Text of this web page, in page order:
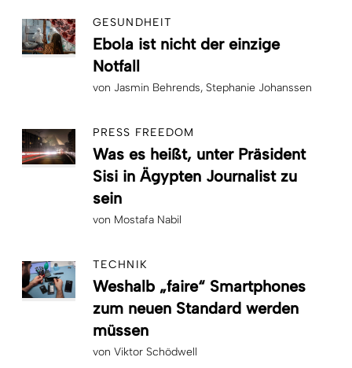
GESUNDHEIT
Ebola ist nicht der einzige
Notfall
von Jasmin Behrends Stephanie Johanssen
PRESS FREEDOM
Was es heißt, unter Präsident
Sisi in Ägypten Journalist zu
sein
von Mostafa Nabil
TECHNIK
Weshalb „faire“ Smartphones
zum neuen Standard werden
müssen
von Viktor Schödwell